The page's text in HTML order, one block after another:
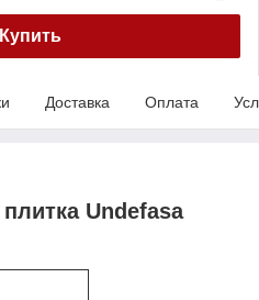
Купить
Доставка Оплата
Undefasa